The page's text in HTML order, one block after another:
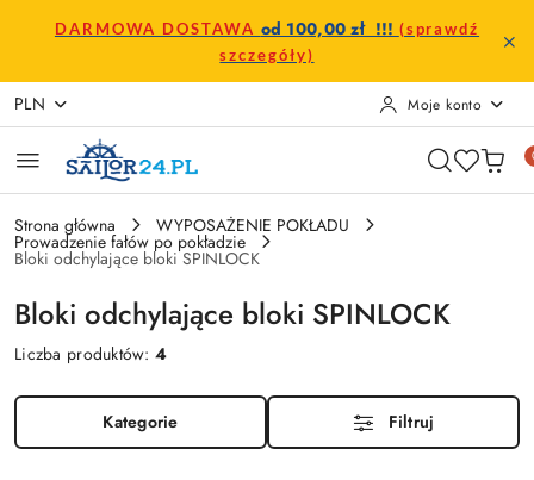
Przejdź do treści głównej
Przejdź do wyszukiwarki
Przejdź do moje konto
Przejdź do menu głównego
Przejdź do stopki
DARMOWA DOSTAWA od 100,00 zł !!! (sprawdź
szczegóły)
PLN Moje konto
Strona główna WYPOSAŻENIE POKŁADU
Prowadzenie fałów po pokładzie
Bloki odchylające bloki SPINLOCK
Bloki odchylające bloki SPINLOCK
Liczba produktów:4
Kategorie Filtruj